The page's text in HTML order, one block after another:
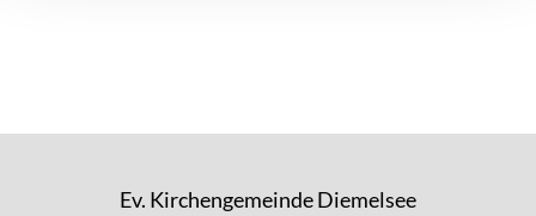
Ev. Kirchengemeinde Diemelsee